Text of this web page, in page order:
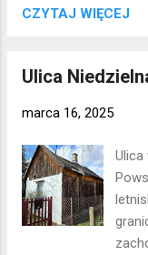
CZYTAJ WIĘCEJ
Ulica
marca 16, 2025